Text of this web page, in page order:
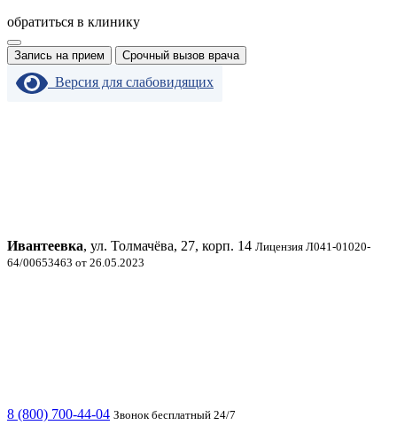
обратиться в клинику
Запись на прием Срочный вызов врача
Версия для слабовидящих
Ивантеевка, ул. Толмачёва, 27, корп. 14 Лицензия Л041-01020-
64/00653463 от 26.05.2023
8 (800) 700-44-04 Звонок бесплатный 24/7